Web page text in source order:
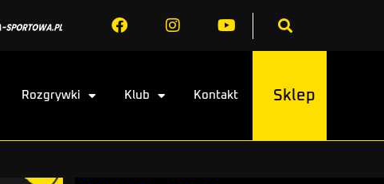
Rozgrywki Klub Kontakt Sklep